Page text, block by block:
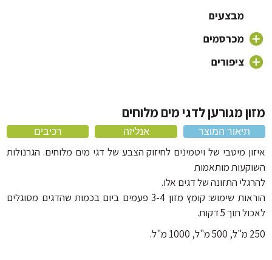
מוצרי Sicce
אוכל לחתולים
אוכל יבש לחתולים
אוכל וטרינרי לחתולים לצרכים מיוחדים ובעיות רפואיות
אביזרים לחתולים
ארגז חול לחתול
כלי אוכל לחתול
מיטה לחתול
קולר לחתול
משחקים לחתולים
מוצרי טיפוח לחתולים
מתקן גירוד לחתול
מבצעים
מכרסמים
מזון
כלובים
ציפורים
מעמדים לכלובי ציפורים
כלובים לתוכים וציפורים
מגורען לדגי מים מלוחים
תיאור המוצר אנליזה רכיבים
מיטבי של ויטמינים לחיזוק הצבע של דגי מים מלוחים. הגרנולות
מותאמות
התזונה של דגים אלו.
הוראות שימוש: קומץ מזון 3-4 פעמים ביום בכמות שהדגים מסוגלים
תוך 5 דקות.